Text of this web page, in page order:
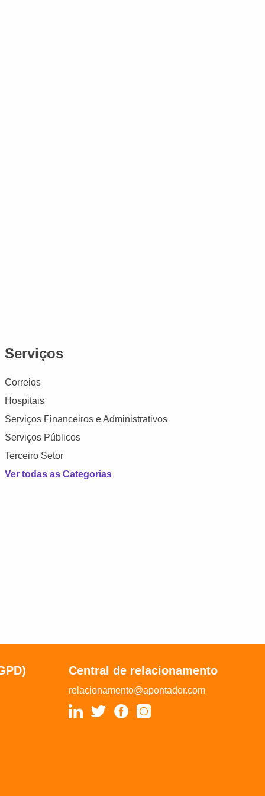
Serviços
Correios
Hospitais
Serviços Financeiros e Administrativos
Serviços Públicos
Terceiro Setor
Ver todas as Categorias
Central de relacionamento
relacionamento@apontador.com